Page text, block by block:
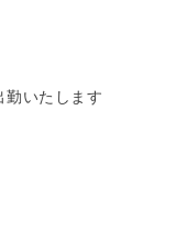
いたします